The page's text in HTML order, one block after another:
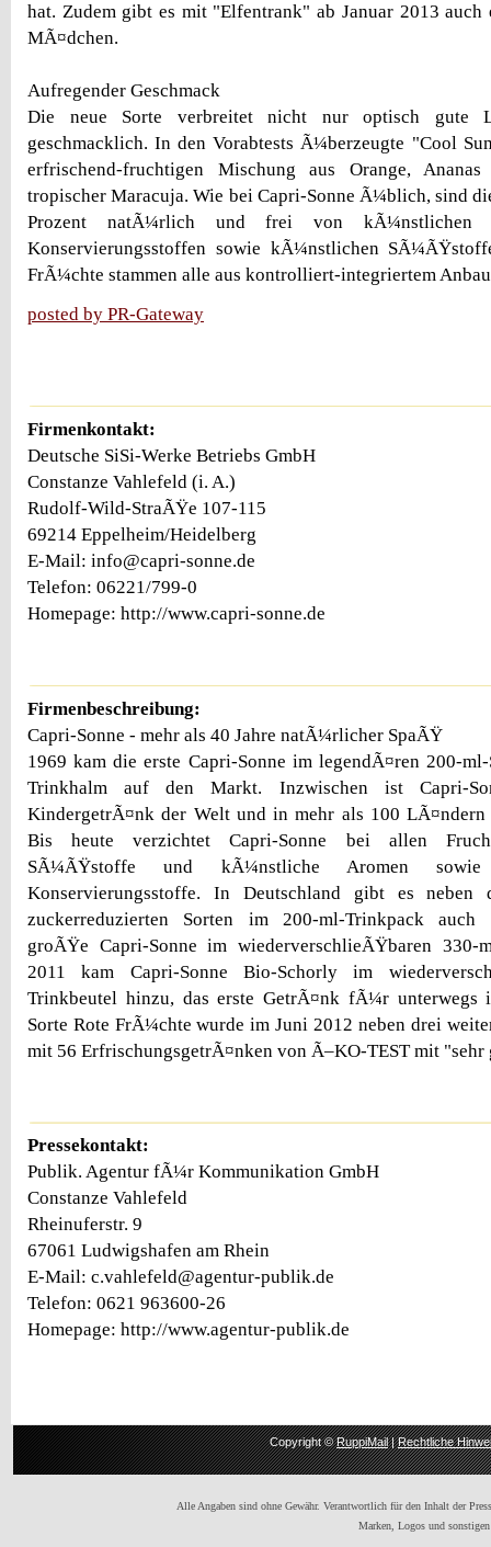
hat. Zudem gibt es mit "Elfentrank" ab Januar 2013
MÃ¤dchen.
Aufregender Geschmack
Die neue Sorte verbreitet nicht nur optisch gute
geschmacklich. In den Vorabtests Ã¼berzeugte "Cool
erfrischend-fruchtigen Mischung aus Orange,
tropischer Maracuja. Wie bei Capri-Sonne Ã¼blich, sind
Prozent natÃ¼rlich und frei von kÃ¼nstlichen
Konservierungsstoffen sowie kÃ¼nstlichen
FrÃ¼chte stammen alle aus kontrolliert-integriertem
posted by PR-Gateway
Firmenkontakt:
Deutsche SiSi-Werke Betriebs GmbH
Constanze Vahlefeld (i. A.)
Rudolf-Wild-StraÃŸe 107-115
69214 Eppelheim/Heidelberg
E-Mail: info@capri-sonne.de
Telefon: 06221/799-0
Homepage: http://www.capri-sonne.de
Firmenbeschreibung:
Capri-Sonne - mehr als 40 Jahre natÃ¼rlicher SpaÃŸ
1969 kam die erste Capri-Sonne im legendÃ¤ren 200-
Trinkhalm auf den Markt. Inzwischen ist Capri-
KindergetrÃ¤nk der Welt und in mehr als 100
Bis heute verzichtet Capri-Sonne bei allen
SÃ¼ÃŸstoffe und kÃ¼nstliche Aromen
Konservierungsstoffe. In Deutschland gibt es neben
zuckerreduzierten Sorten im 200-ml-Trinkpack auch
groÃŸe Capri-Sonne im wiederverschlieÃŸbaren
2011 kam Capri-Sonne Bio-Schorly im
Trinkbeutel hinzu, das erste GetrÃ¤nk fÃ¼r unterwegs
Sorte Rote FrÃ¼chte wurde im Juni 2012 neben drei
mit 56 ErfrischungsgetrÃ¤nken von Ã–KO-TEST mit "sehr
Pressekontakt:
Publik. Agentur fÃ¼r Kommunikation GmbH
Constanze Vahlefeld
Rheinuferstr. 9
67061 Ludwigshafen am Rhein
E-Mail: c.vahlefeld@agentur-publik.de
Telefon: 0621 963600-26
Homepage: http://www.agentur-publik.de
Copyright ©RuppiMail|Rechtliche
Alle Angaben sind ohne Gewähr. Verantwortlich für den Inhalt der
Marken, Logos und